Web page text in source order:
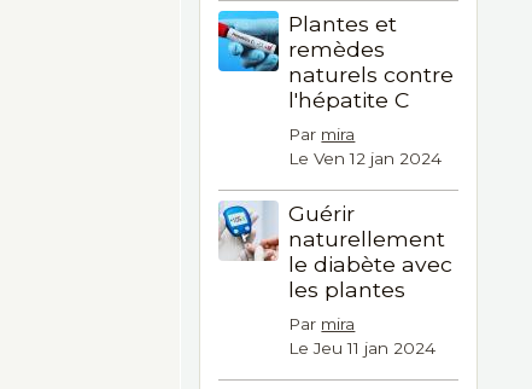
Plantes et
remèdes
naturels contre
l'hépatite C
Par mira
Le Ven 12 jan 2024
Guérir
naturellement
le diabète avec
les plantes
Par mira
Le Jeu 11 jan 2024